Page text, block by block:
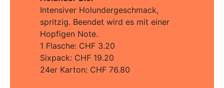
Intensiver Holundergeschmack,
spritzig. Beendet wird es mit einer
Hopfigen Note.
1 Flasche: CHF 3.20
Sixpack: CHF 19.20
24er Karton: CHF 76.80